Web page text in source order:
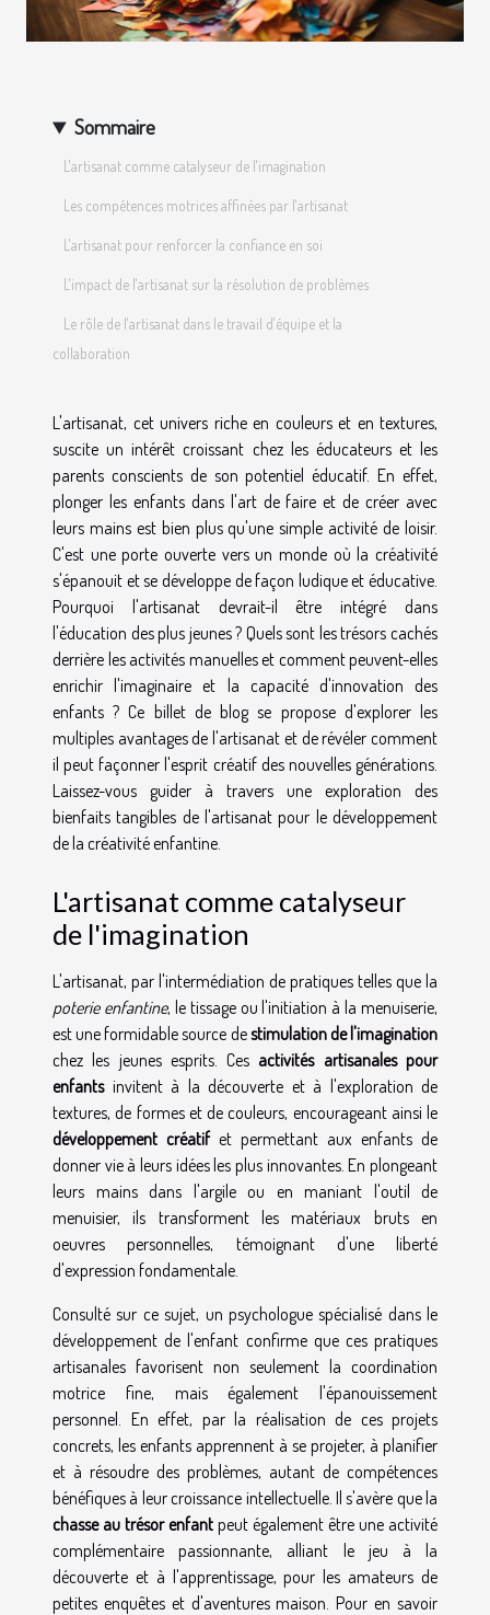
Sommaire
L'artisanat comme catalyseur de l'imagination
Les compétences motrices affinées par l'artisanat
L'artisanat pour renforcer la confiance en soi
L'impact de l'artisanat sur la résolution de problèmes
Le rôle de l'artisanat dans le travail d'équipe et la
collaboration
L'artisanat, cet univers riche en couleurs et en textures,
suscite un intérêt croissant chez les éducateurs et les
parents conscients de son potentiel éducatif. En effet,
plonger les enfants dans l'art de faire et de créer avec
leurs mains est bien plus qu'une simple activité de loisir.
C'est une porte ouverte vers un monde où la créativité
s'épanouit et se développe de façon ludique et éducative.
Pourquoi l'artisanat devrait-il être intégré dans
l'éducation des plus jeunes ? Quels sont les trésors cachés
derrière les activités manuelles et comment peuvent-elles
enrichir l'imaginaire et la capacité d'innovation des
enfants ? Ce billet de blog se propose d'explorer les
multiples avantages de l'artisanat et de révéler comment
il peut façonner l'esprit créatif des nouvelles générations.
Laissez-vous guider à travers une exploration des
bienfaits tangibles de l'artisanat pour le développement
de la créativité enfantine.
L'artisanat comme catalyseur
de l'imagination
L'artisanat, par l'intermédiation de pratiques telles que la
poterie enfantine, le tissage ou l'initiation à la menuiserie,
est une formidable source destimulation de l'imagination
chez les jeunes esprits. Ces activités artisanales pour
enfantsinvitent à la découverte et à l'exploration de
textures, de formes et de couleurs, encourageant ainsi le
développement créatifet permettant aux enfants de
donner vie à leurs idées les plus innovantes. En plongeant
leurs mains dans l'argile ou en maniant l'outil de
menuisier, ils transforment les matériaux bruts en
oeuvres personnelles, témoignant d'une liberté
d'expression fondamentale.
Consulté sur ce sujet, un psychologue spécialisé dans le
développement de l'enfant confirme que ces pratiques
artisanales favorisent non seulement la coordination
motrice fine, mais également l'épanouissement
personnel. En effet, par la réalisation de ces projets
concrets, les enfants apprennent à se projeter, à planifier
et à résoudre des problèmes, autant de compétences
bénéfiques à leur croissance intellectuelle. Il s'avère que la
chasse au trésor enfant peut également être une activité
complémentaire passionnante, alliant le jeu à la
découverte et à l'apprentissage, pour les amateurs de
petites enquêtes et d'aventures maison. Pour en savoir